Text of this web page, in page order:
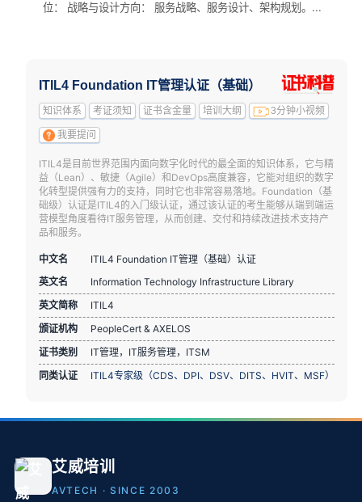
位： 战略与设计方向： 服务战略、服务设计、架构规划。...
ITIL4 Foundation IT管理认证（基础）
知识体系 考证须知 证书含金量 培训大纲 3分钟小视频
我要提问
ITIL4是目前世界范围内面向数字化时代的最全面的知识体系，它与精
益（Lean）、敏捷（Agile）和DevOps高度兼容，它能对组织的数字
化转型提供强有力的支持，同时它也非常容易落地。Foundation（基
础级）认证是ITIL4的入门级认证，通过该认证的考生能够从端到端运
营模型角度看待IT服务管理，从而创建、交付和持续改进技术支持产
品和服务。
中文名
ITIL4 Foundation IT管理（基础）认证
英文名
Information Technology Infrastructure Library
英文简称
ITIL4
颁证机构
PeopleCert & AXELOS
证书类别
IT管理，IT服务管理，ITSM
同类认证
ITIL4专家级（CDS、DPI、DSV、DITS、HVIT、MSF）
艾威培训
AVTECH · SINCE 2003